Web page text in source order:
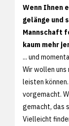
Wenn Ihnen
gelänge und
Mannschaft
kaum mehr
... und
Wir wollen
leisten
vorgemacht.
gemacht, das
Vielleicht